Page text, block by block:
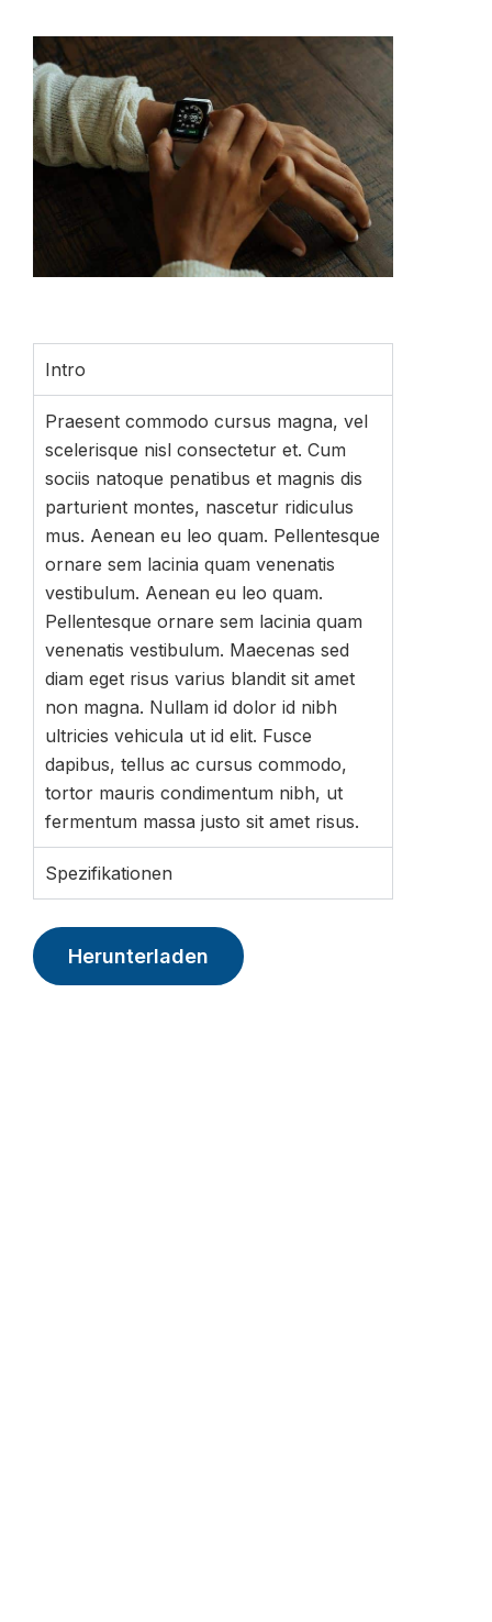
Intro
Praesent commodo cursus magna, vel
scelerisque nisl consectetur et. Cum
sociis natoque penatibus et magnis dis
parturient montes, nascetur ridiculus
mus. Aenean eu leo quam. Pellentesque
ornare sem lacinia quam venenatis
vestibulum. Aenean eu leo quam.
Pellentesque ornare sem lacinia quam
venenatis vestibulum. Maecenas sed
diam eget risus varius blandit sit amet
non magna. Nullam id dolor id nibh
ultricies vehicula ut id elit. Fusce
dapibus, tellus ac cursus commodo,
tortor mauris condimentum nibh, ut
fermentum massa justo sit amet risus.
Spezifikationen
Herunterladen